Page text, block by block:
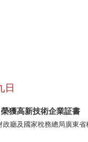
日
獲高新技術企業証書
政廳及國家稅務總局廣東